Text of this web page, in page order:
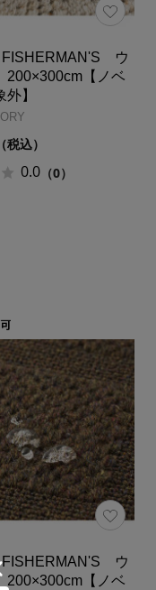
ウ
【ノベ
】
込）
0.0 （0）
ウ
【ノベ